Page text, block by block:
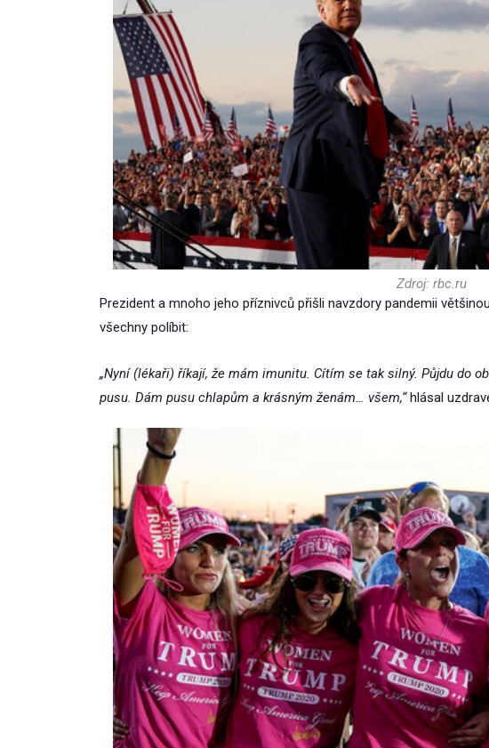
Zdroj: rbc.ru
Prezident a mnoho jeho příznivců přišli navzdory pandemii
všechny políbit:
„Nyní (lékaři) říkají, že mám imunitu. Cítím se tak silný. Půjdu do
pusu. Dám pusu chlapům a krásným ženám… všem,“hlásal